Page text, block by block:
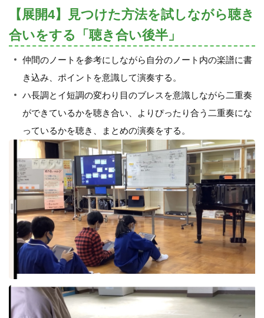
【展開4】見つけた方法を試しながら聴き
合いをする「聴き合い後半」
仲間のノートを参考にしながら自分のノート内の楽譜に書
き込み、ポイントを意識して演奏する。
ハ長調とイ短調の変わり目のブレスを意識しながら二重奏
ができているかを聴き合い、よりぴったり合う二重奏にな
っているかを聴き、まとめの演奏をする。